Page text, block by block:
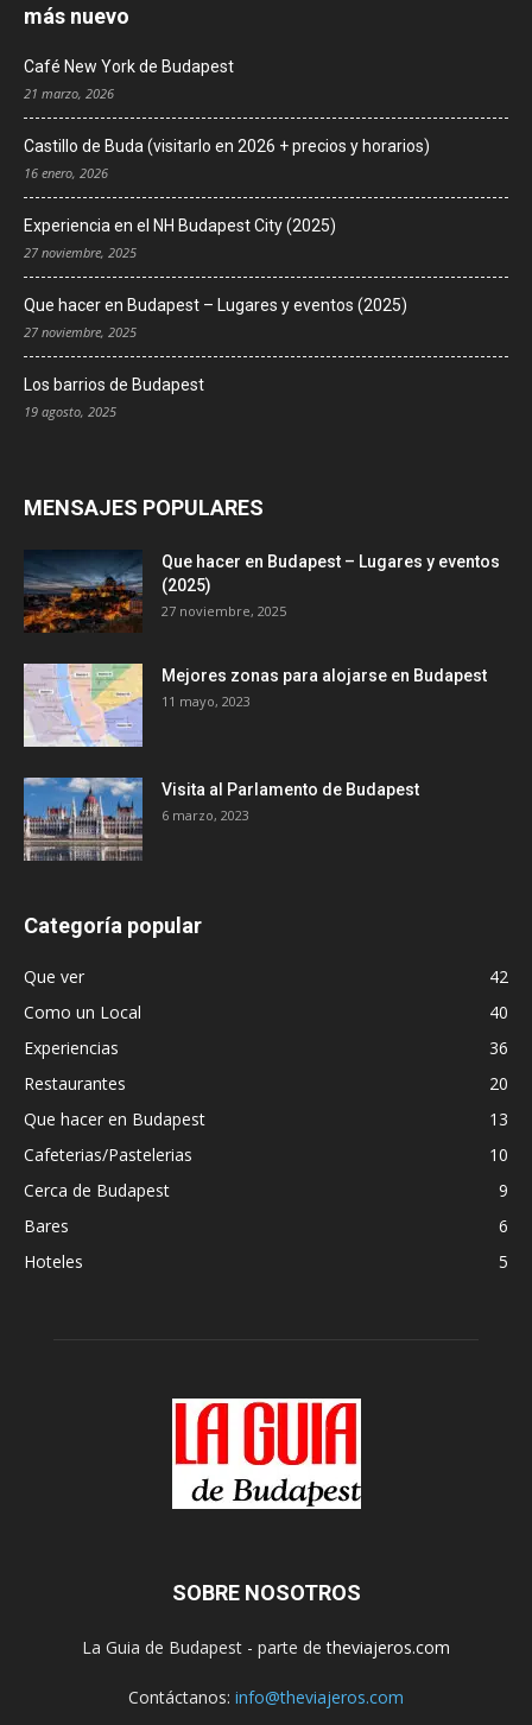
más nuevo
Café New York de Budapest
21 marzo, 2026
Castillo de Buda (visitarlo en 2026 + precios y horarios)
16 enero, 2026
Experiencia en el NH Budapest City (2025)
27 noviembre, 2025
Que hacer en Budapest – Lugares y eventos (2025)
27 noviembre, 2025
Los barrios de Budapest
19 agosto, 2025
MENSAJES POPULARES
Que hacer en Budapest – Lugares y eventos
(2025)
27 noviembre, 2025
Mejores zonas para alojarse en Budapest
11 mayo, 2023
Visita al Parlamento de Budapest
6 marzo, 2023
Categoría popular
Que ver
42
Como un Local
40
Experiencias
36
Restaurantes
20
Que hacer en Budapest
13
Cafeterias/Pastelerias
10
Cerca de Budapest
9
Bares
6
Hoteles
5
SOBRE NOSOTROS
La Guia de Budapest - parte detheviajeros.com
Contáctanos: info@theviajeros.com